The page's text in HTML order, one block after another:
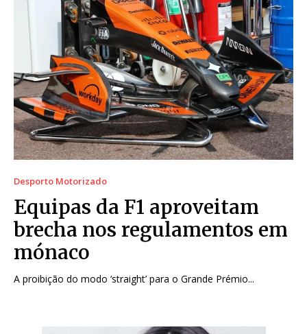
Desporto Motorizado
Equipas da F1 aproveitam
brecha nos regulamentos em
mónaco
A proibição do modo ‘straight’ para o Grande Prémio...